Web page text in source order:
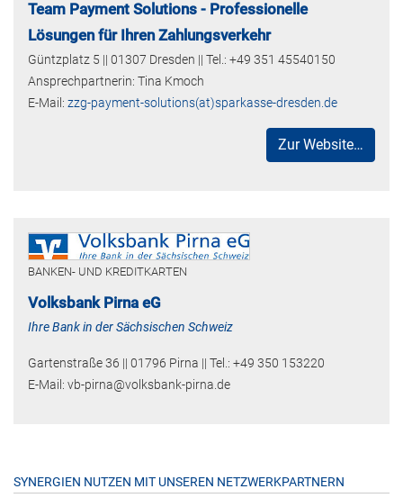
Team Payment Solutions - Professionelle
Lösungen für Ihren Zahlungsverkehr
Güntzplatz 5 || 01307 Dresden || Tel.: +49 351 45540150
Ansprechpartnerin: Tina Kmoch
E-Mail: zzg-payment-solutions(at)sparkasse-dresden.de
Zur Website…
BANKEN- UND KREDITKARTEN
Volksbank Pirna eG
Ihre Bank in der Sächsischen Schweiz
Gartenstraße 36 || 01796 Pirna || Tel.: +49 350 153220
E-Mail: vb-pirna@volksbank-pirna.de
SYNERGIEN NUTZEN MIT UNSEREN NETZWERKPARTNERN